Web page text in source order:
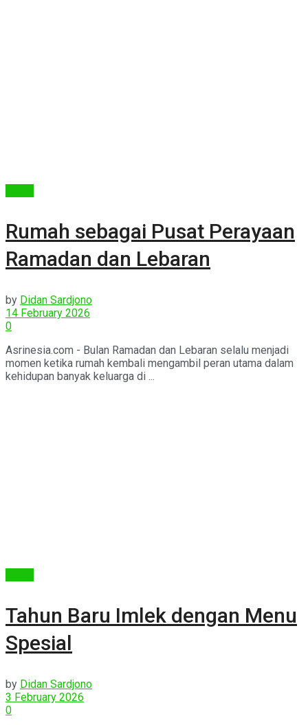
Rumah sebagai Pusat Perayaan
Ramadan dan Lebaran
by Didan Sardjono
14 February 2026
0
Asrinesia.com - Bulan Ramadan dan Lebaran selalu menjadi
momen ketika rumah kembali mengambil peran utama dalam
kehidupan banyak keluarga di ...
Tahun Baru Imlek dengan Menu
Spesial
by Didan Sardjono
3 February 2026
0